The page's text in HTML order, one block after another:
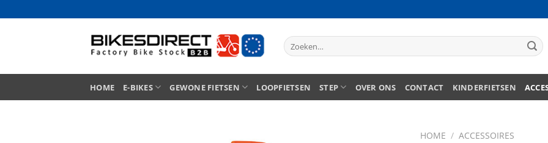
naar
Zoeken
naar:
HOME E-BIKES GEWONE FIETSEN LOOPFIETSEN STEP OVER ONS CONTACT KINDERFIETSEN
HOME / ACCESSOIRES